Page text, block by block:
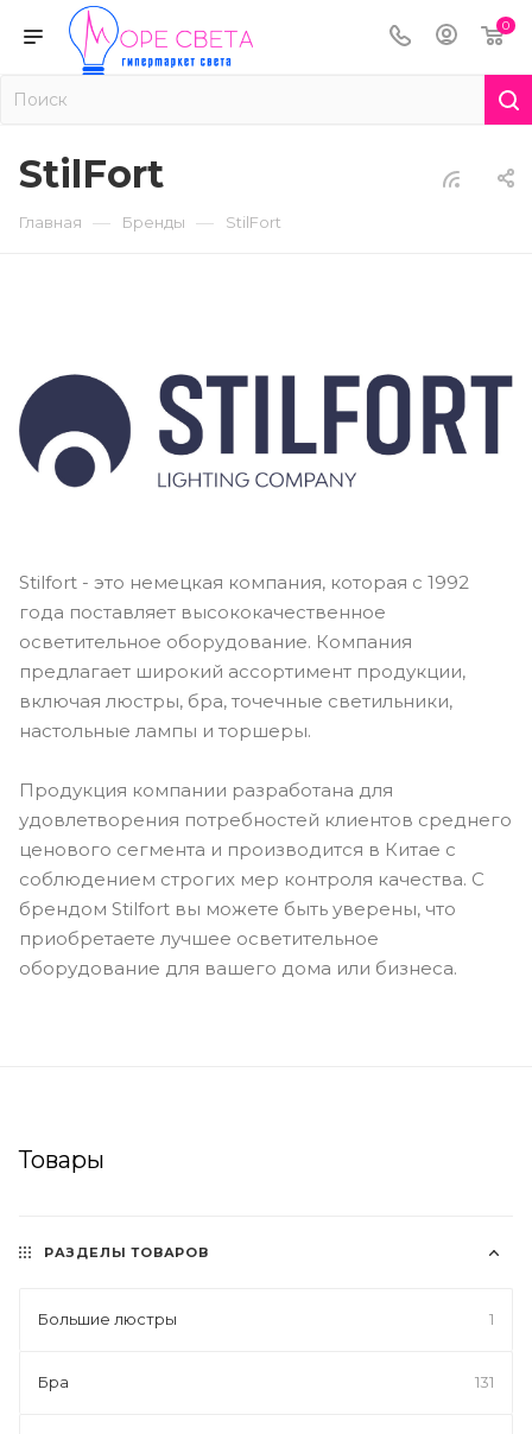
0
StilFort
Главная — Бренды — StilFort
Stilfort - это немецкая компания, которая с 1992
года поставляет высококачественное
осветительное оборудование. Компания
предлагает широкий ассортимент продукции,
включая люстры, бра, точечные светильники,
настольные лампы и торшеры.
Продукция компании разработана для
удовлетворения потребностей клиентов среднего
ценового сегмента и производится в Китае с
соблюдением строгих мер контроля качества. С
брендом Stilfort вы можете быть уверены, что
приобретаете лучшее осветительное
оборудование для вашего дома или бизнеса.
Товары
РАЗДЕЛЫ ТОВАРОВ
Большие люстры 1
Бра 131